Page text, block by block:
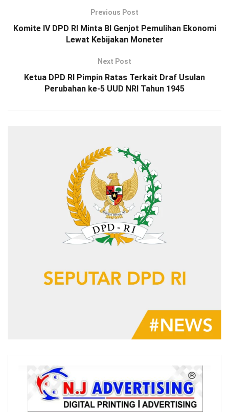
Previous Post
Komite IV DPD RI Minta BI Genjot Pemulihan Ekonomi
Lewat Kebijakan Moneter
Next Post
Ketua DPD RI Pimpin Ratas Terkait Draf Usulan
Perubahan ke-5 UUD NRI Tahun 1945